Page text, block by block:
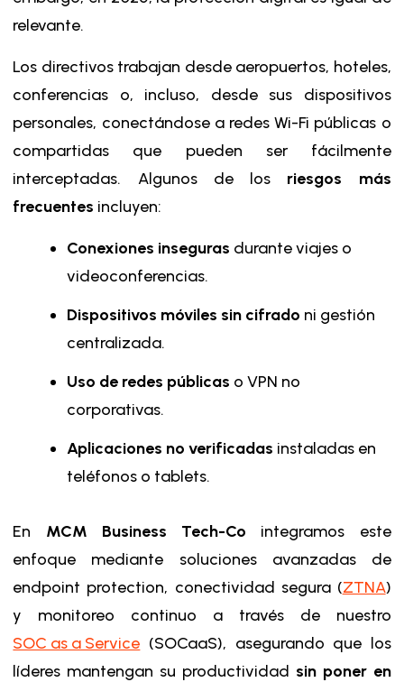
relevante.
Los directivos trabajan desde aeropuertos, hoteles,
conferencias o, incluso, desde sus dispositivos
personales, conectándose a redes Wi-Fi públicas o
compartidas que pueden ser fácilmente
interceptadas. Algunos de los riesgos más
frecuentes incluyen:
Conexiones inseguras durante viajes o
videoconferencias.
Dispositivos móviles sin cifrado ni gestión
centralizada.
Uso de redes públicas o VPN no
corporativas.
Aplicaciones no verificadas instaladas en
teléfonos o tablets.
En MCM Business Tech-Co integramos este
enfoque mediante soluciones avanzadas de
endpoint protection, conectividad segura (ZTNA)
y monitoreo continuo a través de nuestro
SOC as a Service (SOCaaS), asegurando que los
líderes mantengan su productividad sin poner en